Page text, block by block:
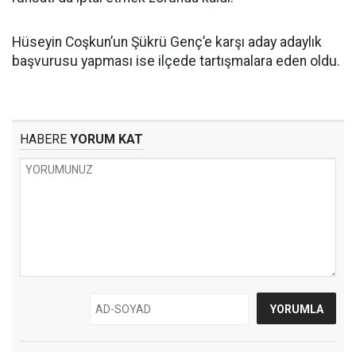
Hüseyin Coşkun’un Şükrü Genç’e karşı aday adaylık
başvurusu yapması ise ilçede tartışmalara eden oldu.
HABERE YORUM KAT